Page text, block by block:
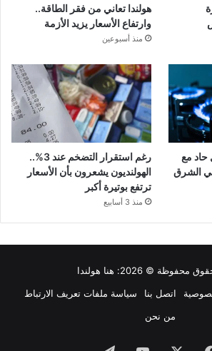
هولندا تعاني من فقر الطاقة..
وارتفاع الأسعار يزيد الأزمة
منذ أسبوعين
حاد مع
في الشرق
رغم استقرار التضخم عند 3%..
الهولنديون يشعرون بأن الأسعار
ترتفع بوتيرة أكبر
منذ 3 أسابيع
محفوظة © 2026:
هنا هولندا
اتصل بنا
سياسة ملفات تعريف الارتباط
من نحن